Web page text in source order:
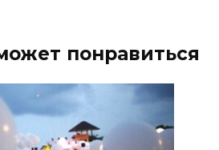
понравиться